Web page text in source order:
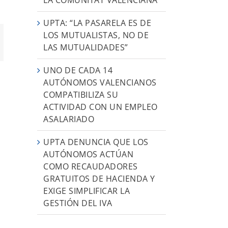
UPTA: “LA PASARELA ES DE
LOS MUTUALISTAS, NO DE
LAS MUTUALIDADES”
UNO DE CADA 14
AUTÓNOMOS VALENCIANOS
COMPATIBILIZA SU
ACTIVIDAD CON UN EMPLEO
ASALARIADO
UPTA DENUNCIA QUE LOS
AUTÓNOMOS ACTÚAN
COMO RECAUDADORES
GRATUITOS DE HACIENDA Y
EXIGE SIMPLIFICAR LA
GESTIÓN DEL IVA